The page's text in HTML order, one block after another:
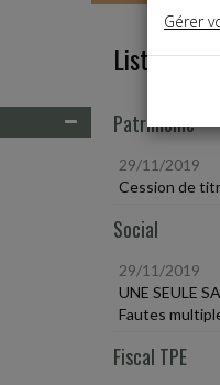
Liste des
Patrimoine
29/11/2019
Cession de
Social
29/11/2019
UNE SEULE
Fautes
Fiscal TPE
Gérer